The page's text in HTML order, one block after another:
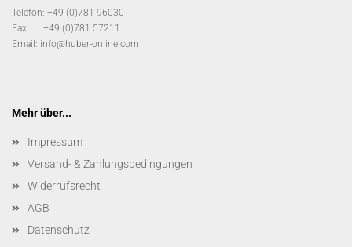
Telefon: +49 (0)781 96030
Fax: +49 (0)781 57211
Email: info@huber-online.com
Mehr über...
Impressum
Versand- & Zahlungsbedingungen
Widerrufsrecht
AGB
Datenschutz